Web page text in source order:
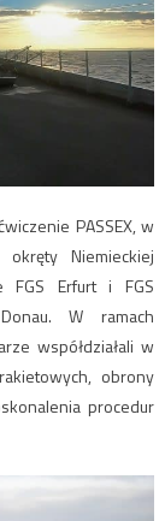
PASSEX, w
Niemieckiej
FGS Erfurt i FGS
W ramach
współdziałali w
obrony
procedur